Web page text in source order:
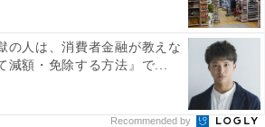
の人は、消費者金融が教えな
減額・免除する方法』で...
Recommended by